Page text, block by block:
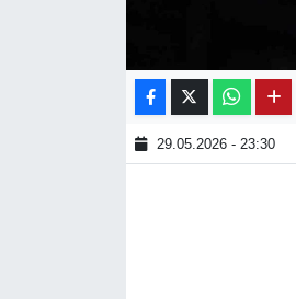
29.05.2026 - 23:30